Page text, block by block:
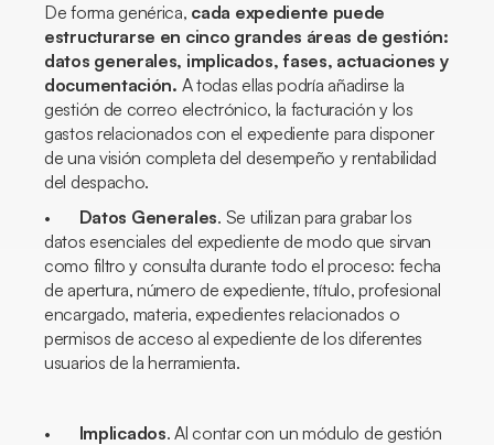
De forma genérica, cada expediente puede
estructurarse en cinco grandes áreas de gestión:
datos generales, implicados, fases, actuaciones y
documentación. A todas ellas podría añadirse la
gestión de correo electrónico, la facturación y los
gastos relacionados con el expediente para disponer
de una visión completa del desempeño y rentabilidad
del despacho.
• Datos Generales. Se utilizan para grabar los
datos esenciales del expediente de modo que sirvan
como filtro y consulta durante todo el proceso: fecha
de apertura, número de expediente, título, profesional
encargado, materia, expedientes relacionados o
permisos de acceso al expediente de los diferentes
usuarios de la herramienta.
• Implicados. Al contar con un módulo de gestión